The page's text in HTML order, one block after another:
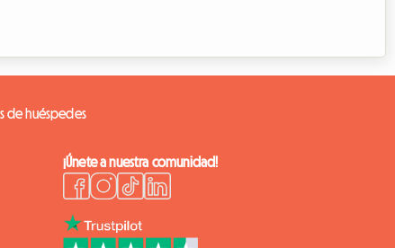
de huéspedes
¡Únete a nuestra comunidad!